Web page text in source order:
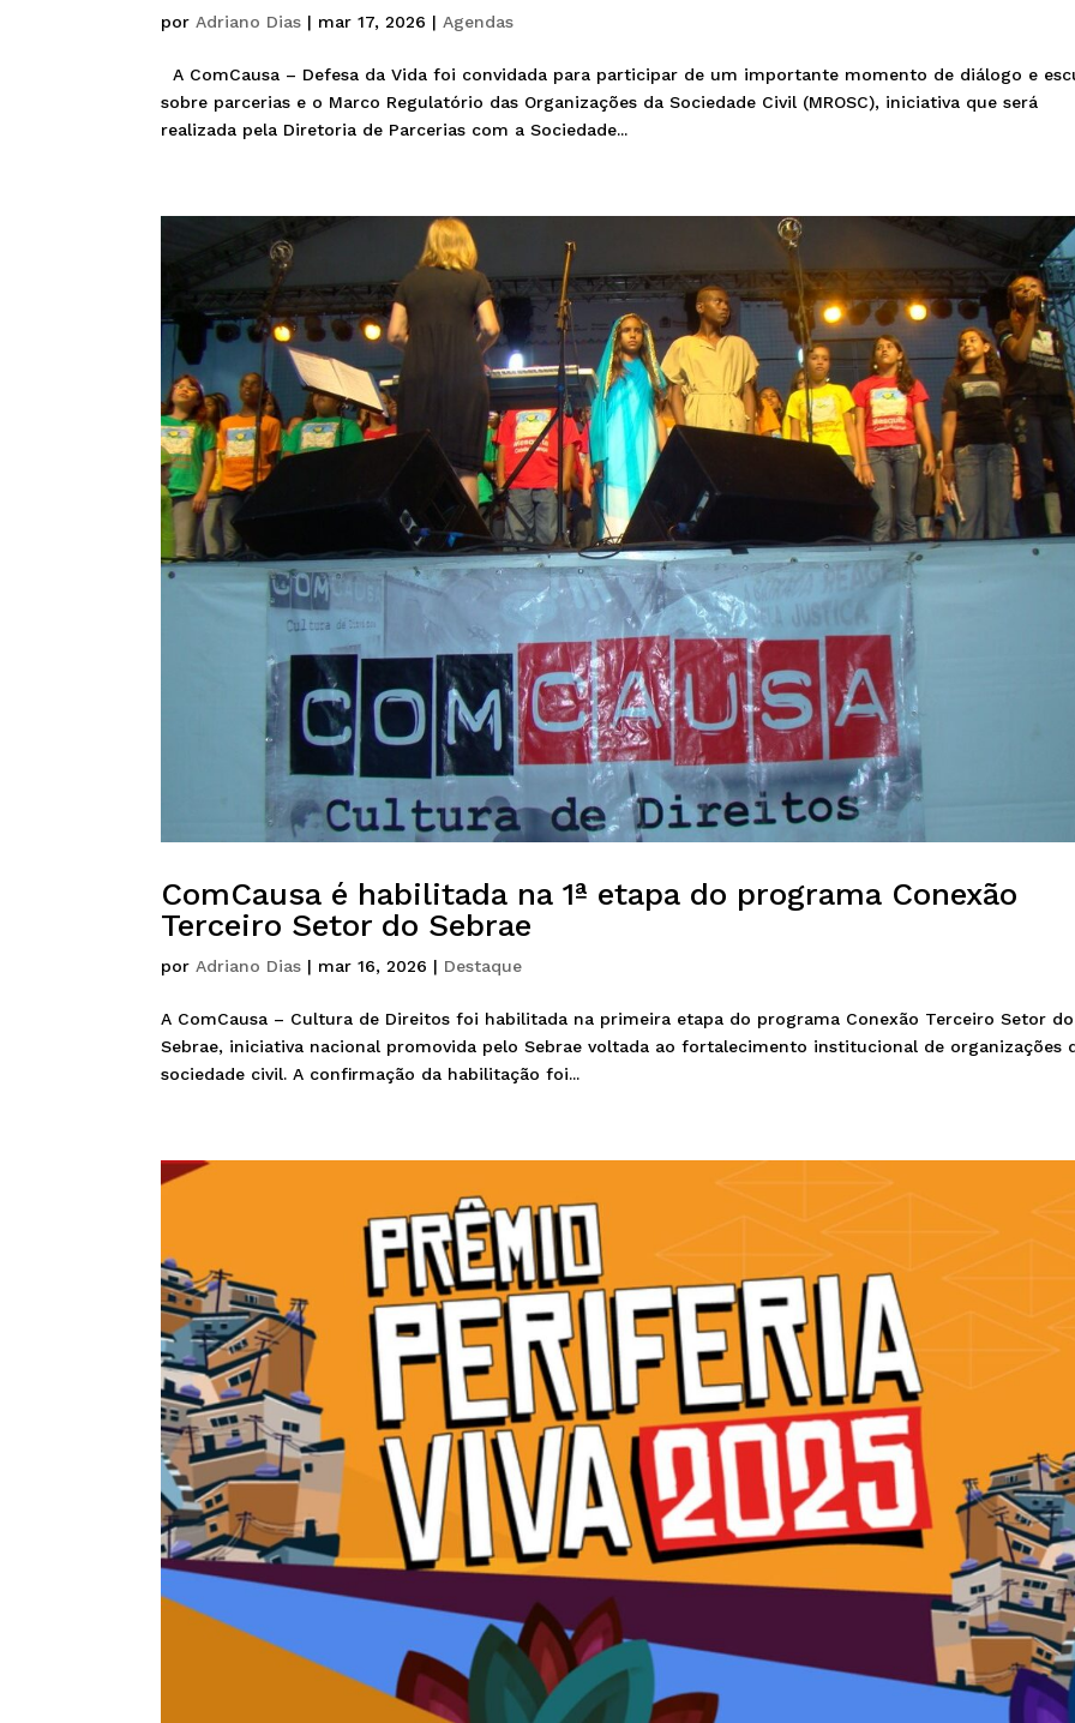
por Adriano Dias | mar 17, 2026 | Agendas
A ComCausa – Defesa da Vida foi convidada para participar de um importante momento de diálogo e
sobre parcerias e o Marco Regulatório das Organizações da Sociedade Civil (MROSC), iniciativa que será
realizada pela Diretoria de Parcerias com a Sociedade...
ComCausa é habilitada na 1ª etapa do programa Conexão
Terceiro Setor do Sebrae
por Adriano Dias | mar 16, 2026 | Destaque
A ComCausa – Cultura de Direitos foi habilitada na primeira etapa do programa Conexão Terceiro Setor do
Sebrae, iniciativa nacional promovida pelo Sebrae voltada ao fortalecimento institucional de organizações
sociedade civil. A confirmação da habilitação foi...